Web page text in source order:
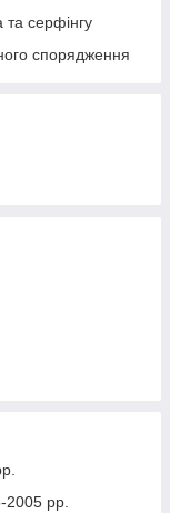
та серфінгу
спорядження
рр.